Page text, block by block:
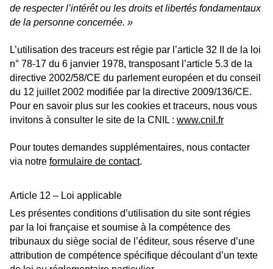
de respecter l’intérêt ou les droits et libertés fondamentaux
de la personne concernée. »
L’utilisation des traceurs est régie par l’article 32 II de la loi
n° 78-17 du 6 janvier 1978, transposant l’article 5.3 de la
directive 2002/58/CE du parlement européen et du conseil
du 12 juillet 2002 modifiée par la directive 2009/136/CE.
Pour en savoir plus sur les cookies et traceurs, nous vous
invitons à consulter le site de la CNIL : www.cnil.fr
Pour toutes demandes supplémentaires, nous contacter
via notre formulaire de contact.
Article 12 – Loi applicable
Les présentes conditions d’utilisation du site sont régies
par la loi française et soumise à la compétence des
tribunaux du siège social de l’éditeur, sous réserve d’une
attribution de compétence spécifique découlant d’un texte